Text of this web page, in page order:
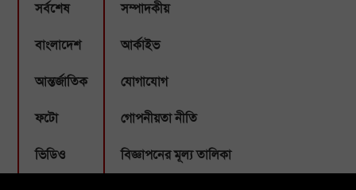
সর্বশেষ
বাংলাদেশ
আন্তর্জাতিক
ফটো
ভিডিও
সম্পাদকীয়
আর্কাইভ
যোগাযোগ
গোপনীয়তা নীতি
বিজ্ঞাপনের মূল্য তালিকা